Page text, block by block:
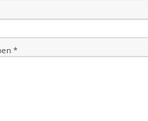
*